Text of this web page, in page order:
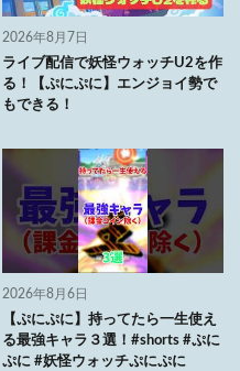
2026年8月7日
ライブ配信で妖怪ウォッチU2を作
る！【ぷにぷに】エンジョイ勢で
もできる！
2026年8月6日
【ぷにぷに】持ってたら一生使え
る最強キャラ３選！#shorts #ぷに
ぷに #妖怪ウォッチぷにぷに